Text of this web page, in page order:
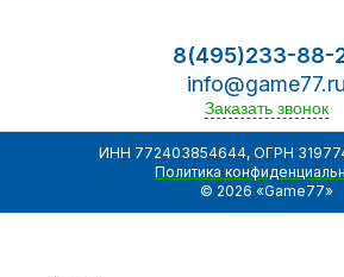
8(495)233-88-
info@game77.ru
Заказать звонок
ИНН 772403854644, ОГРН
Политика
© 2026 «Game77»